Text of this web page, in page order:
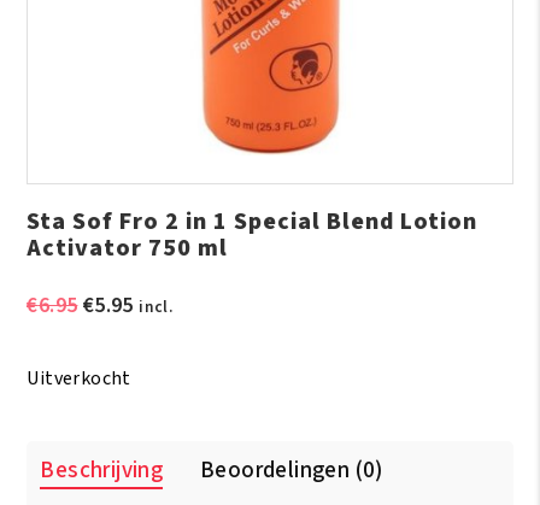
Sta Sof Fro 2 in 1 Special Blend Lotion
Activator 750 ml
€6.95Oorspronkelijke
€6.95.
€5.95Huidige
incl.
Uitverkocht
Beschrijving Beoordelingen (0)